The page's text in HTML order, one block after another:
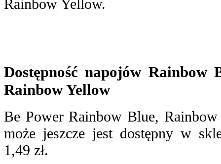
Rainbow Yellow.
Dostępność napojów Rainbow
Rainbow Yellow
Be Power Rainbow Blue,
może jeszcze jest dostępny w
1,49 zł.